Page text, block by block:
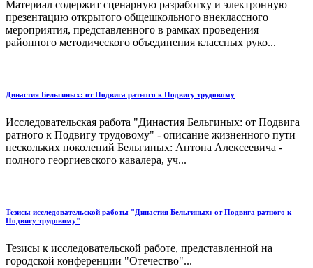
Материал содержит сценарную разработку и электронную
презентацию открытого общешкольного внеклассного
мероприятия, представленного в рамках проведения
районного методического объединения классных руко...
Династия Бельгиных: от Подвига ратного к Подвигу трудовому
Исследовательская работа "Династия Бельгиных: от Подвига
ратного к Подвигу трудовому" - описание жизненного пути
нескольких поколений Бельгиных: Антона Алексеевича -
полного георгиевского кавалера, уч...
Тезисы исследовательской работы "Династия Бельгиных: от Подвига ратного к
Подвигу трудовому"
Тезисы к исследовательской работе, представленной на
городской конференции "Отечество"...